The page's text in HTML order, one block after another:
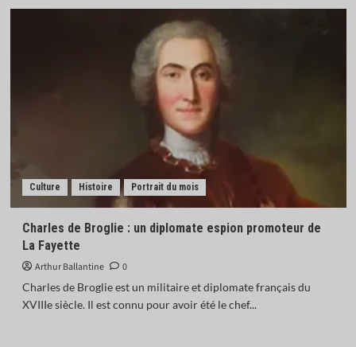
Culture Histoire Portrait du mois
Charles de Broglie : un diplomate espion promoteur de
La Fayette
Arthur Ballantine
0
Charles de Broglie est un militaire et diplomate français du
XVIIIe siècle. Il est connu pour avoir été le chef...